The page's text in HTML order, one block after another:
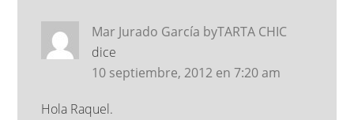
Mar Jurado García byTARTA CHIC
dice
10 septiembre, 2012 en 7:20 am
Hola Raquel.